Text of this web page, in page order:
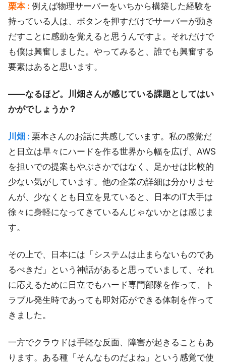
栗本 : 例えば物理サーバーをいちから構築した経験を
持っている人は、ボタンを押すだけでサーバーが動き
だすことに感動を覚えると思うんですよ。それだけで
も僕は興奮しました。やってみると、誰でも興奮する
要素はあると思います。
――なるほど。川畑さんが感じている課題としてはい
かがでしょうか？
川畑 : 栗本さんのお話に共感しています。私の感覚だ
と日立は早々にハードを作る世界から幅を広げ、AWS
を担いでの提案もやぶさかではなく、足かせは比較的
少ない気がしています。他の企業の詳細は分かりませ
んが、少なくとも日立を見ていると、日本のIT大手は
徐々に身軽になってきているんじゃないかとは感じま
す。
その上で、日本には「システムは止まらないものであ
るべきだ」という神話があると思っていまして、それ
に応えるために日立でもハード専門部隊を作って、ト
ラブル発生時であっても即対応ができる体制を作って
きました。
一方でクラウドは手軽な反面、障害が起きることもあ
ります。ある種「そんなものだよね」という感覚で使